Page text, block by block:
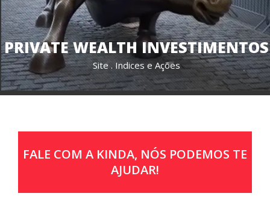
PRIVATE WEALTH INVESTIMENTOS
Site . Indices e Ações
FALE COM A KINDA, NÓS PODEMOS TE
AJUDAR!